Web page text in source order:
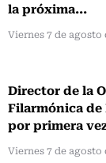
la próxima...
Viernes 7 de agosto
Director de la
Filarmónica
por primera
Viernes 7 de agosto